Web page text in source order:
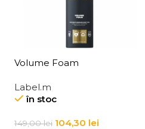
Volume Foam
Label.m
în stoc
149,00lei 104,30 lei